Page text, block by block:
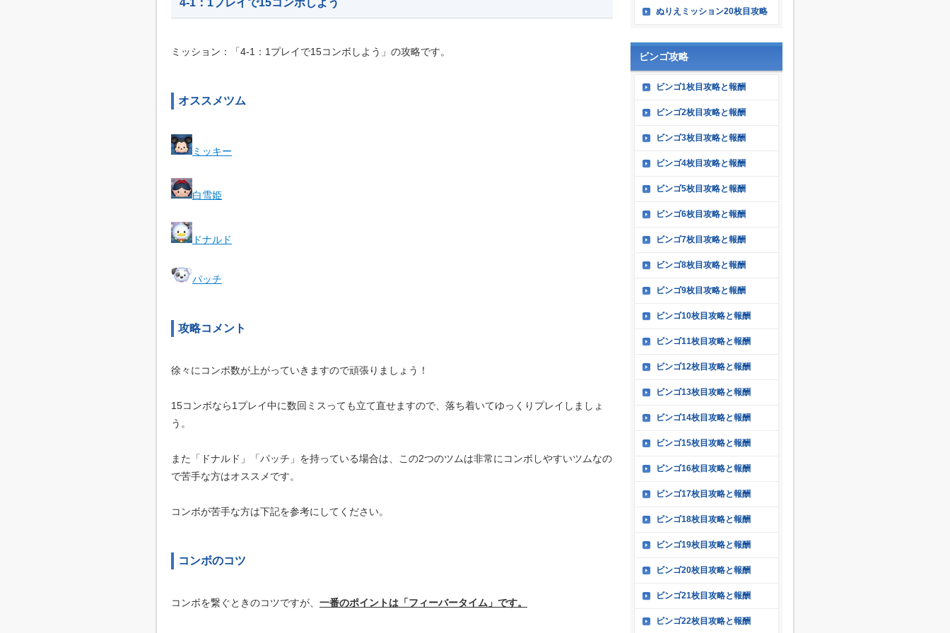
4-1：1プレイで15コンボしよう
ミッション：「4-1：1プレイで15コンボしよう」の攻略です。
オススメツム
ミッキー
白雪姫
ドナルド
パッチ
攻略コメント
徐々にコンボ数が上がっていきますので頑張りましょう！
15コンボなら1プレイ中に数回ミスっても立て直せますので、落ち着いてゆっくりプレイしましょ
う。
また「ドナルド」「パッチ」を持っている場合は、この2つのツムは非常にコンボしやすいツムなの
で苦手な方はオススメです。
コンボが苦手な方は下記を参考にしてください。
コンボのコツ
コンボを繋ぐときのコツですが、 一番のポイントは「フィーバータイム」です。
ぬりえミッション20枚目攻略
ビンゴ攻略
ビンゴ1枚目攻略と報酬
ビンゴ2枚目攻略と報酬
ビンゴ3枚目攻略と報酬
ビンゴ4枚目攻略と報酬
ビンゴ5枚目攻略と報酬
ビンゴ6枚目攻略と報酬
ビンゴ7枚目攻略と報酬
ビンゴ8枚目攻略と報酬
ビンゴ9枚目攻略と報酬
ビンゴ10枚目攻略と報酬
ビンゴ11枚目攻略と報酬
ビンゴ12枚目攻略と報酬
ビンゴ13枚目攻略と報酬
ビンゴ14枚目攻略と報酬
ビンゴ15枚目攻略と報酬
ビンゴ16枚目攻略と報酬
ビンゴ17枚目攻略と報酬
ビンゴ18枚目攻略と報酬
ビンゴ19枚目攻略と報酬
ビンゴ20枚目攻略と報酬
ビンゴ21枚目攻略と報酬
ビンゴ22枚目攻略と報酬